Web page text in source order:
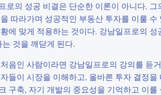
로의 성공 비결은 단순한 이론이 아니다.
따라가며 성공적인 부동산 투자를 이룰
에 맞게 적용하는 것이다. 강남일프로의
것을 깨닫게 된다.
음인 사람이라면 강남일프로의 강의를 듣
들이 시장을 이해하고, 올바른 투자 결정
구축, 자기 개발의 중요성을 기억하고 이